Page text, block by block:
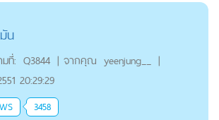
น
ที่: Q3844 | จากคุณ yeenjung__ |
20:29:29
3458